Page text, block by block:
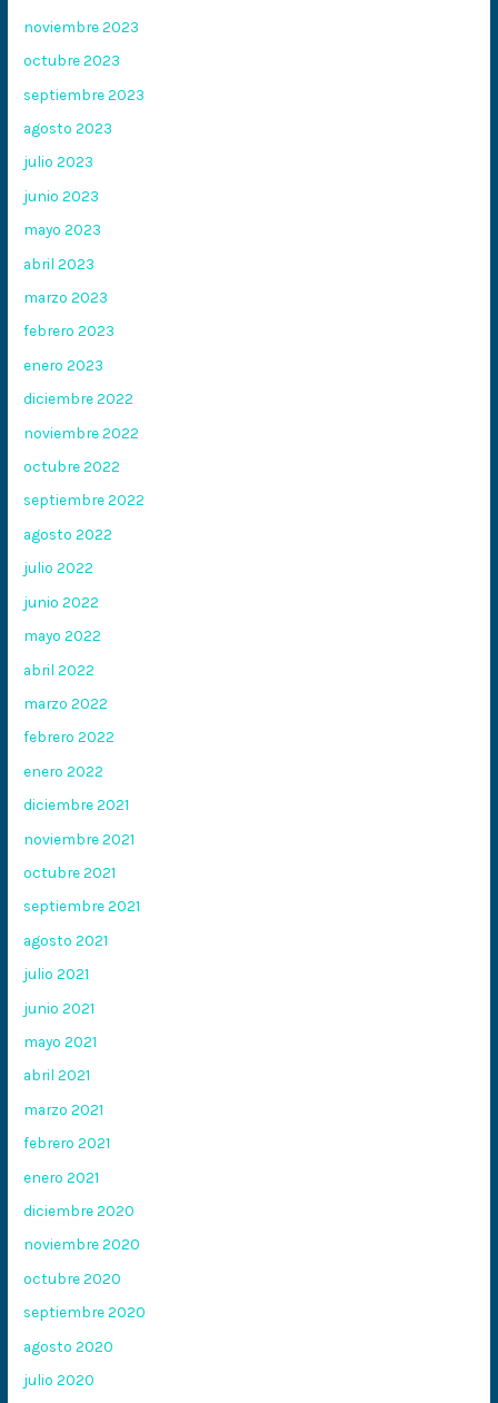
noviembre 2023
octubre 2023
septiembre 2023
agosto 2023
julio 2023
junio 2023
mayo 2023
abril 2023
marzo 2023
febrero 2023
enero 2023
diciembre 2022
noviembre 2022
octubre 2022
septiembre 2022
agosto 2022
julio 2022
junio 2022
mayo 2022
abril 2022
marzo 2022
febrero 2022
enero 2022
diciembre 2021
noviembre 2021
octubre 2021
septiembre 2021
agosto 2021
julio 2021
junio 2021
mayo 2021
abril 2021
marzo 2021
febrero 2021
enero 2021
diciembre 2020
noviembre 2020
octubre 2020
septiembre 2020
agosto 2020
julio 2020